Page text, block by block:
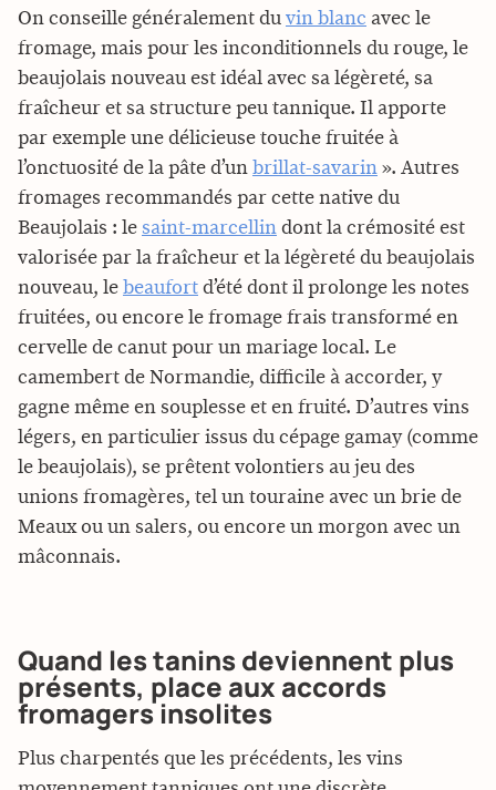
On conseille généralement du vin blanc avec le
fromage, mais pour les inconditionnels du rouge, le
beaujolais nouveau est idéal avec sa légèreté, sa
fraîcheur et sa structure peu tannique. Il apporte
par exemple une délicieuse touche fruitée à
l’onctuosité de la pâte d’un brillat-savarin ». Autres
fromages recommandés par cette native du
Beaujolais : le saint-marcellin dont la crémosité est
valorisée par la fraîcheur et la légèreté du beaujolais
nouveau, le beaufort d’été dont il prolonge les notes
fruitées, ou encore le fromage frais transformé en
cervelle de canut pour un mariage local. Le
camembert de Normandie, difficile à accorder, y
gagne même en souplesse et en fruité. D’autres vins
légers, en particulier issus du cépage gamay (comme
le beaujolais), se prêtent volontiers au jeu des
unions fromagères, tel un touraine avec un brie de
Meaux ou un salers, ou encore un morgon avec un
mâconnais.
Quand les tanins deviennent plus
présents, place aux accords
fromagers insolites
Plus charpentés que les précédents, les vins